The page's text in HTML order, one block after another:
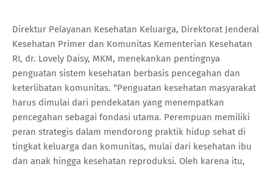
Direktur Pelayanan Kesehatan Keluarga, Direktorat Jenderal
Kesehatan Primer dan Komunitas Kementerian Kesehatan
RI, dr. Lovely Daisy, MKM, menekankan pentingnya
penguatan sistem kesehatan berbasis pencegahan dan
keterlibatan komunitas. “Penguatan kesehatan masyarakat
harus dimulai dari pendekatan yang menempatkan
pencegahan sebagai fondasi utama. Perempuan memiliki
peran strategis dalam mendorong praktik hidup sehat di
tingkat keluarga dan komunitas, mulai dari kesehatan ibu
dan anak hingga kesehatan reproduksi. Oleh karena itu,